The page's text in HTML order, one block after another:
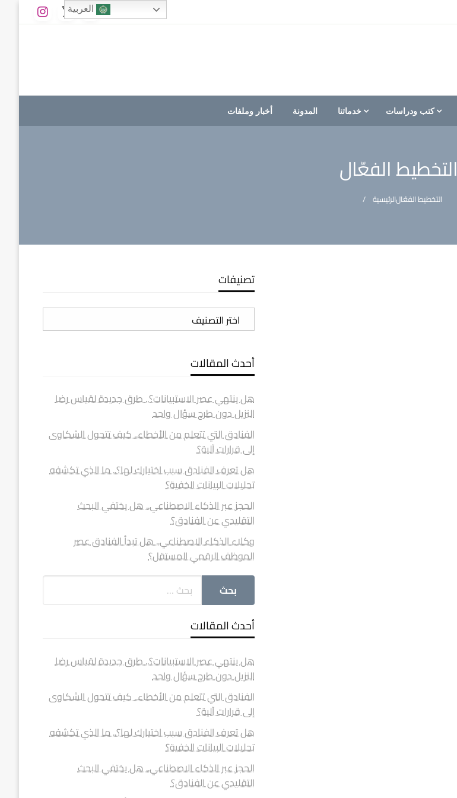
كتب ودراسات خدماتنا المدونة أخبار وملفات
التخطيط الفعّال
الرئيسيةالتخطيط الفعّال
تصنيفات
تصنيفات
أحدث المقالات
هل ينتهي عصر الاستبيانات؟.. طرق جديدة لقياس رضا
النزيل دون طرح سؤال واحد
الفنادق التي تتعلم من الأخطاء.. كيف تتحول الشكاوى
إلى قرارات آلية؟
هل تعرف الفنادق سبب اختيارك لها؟.. ما الذي تكشفه
تحليلات البيانات الخفية؟
الحجز عبر الذكاء الاصطناعي.. هل يختفي البحث
التقليدي عن الفنادق؟
وكلاء الذكاء الاصطناعي.. هل تبدأ الفنادق عصر
الموظف الرقمي المستقل؟
أحدث المقالات
هل ينتهي عصر الاستبيانات؟.. طرق جديدة لقياس رضا
النزيل دون طرح سؤال واحد
الفنادق التي تتعلم من الأخطاء.. كيف تتحول الشكاوى
إلى قرارات آلية؟
هل تعرف الفنادق سبب اختيارك لها؟.. ما الذي تكشفه
تحليلات البيانات الخفية؟
الحجز عبر الذكاء الاصطناعي.. هل يختفي البحث
التقليدي عن الفنادق؟
العربية